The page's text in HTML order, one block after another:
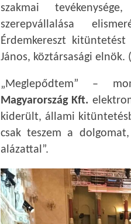
szakmai
szerepvállalása
Érdemkereszt
János, köztársasági elnök.
„Meglepődtem” –
Magyarország Kft.
kiderült, állami
csak teszem a
alázattal”.